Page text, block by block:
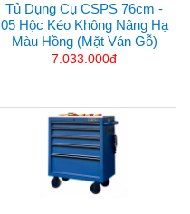
Tủ Dụng Cụ CSPS 76cm -
05 Hộc Kéo Không Nâng Hạ
Màu Hồng (mặt Ván Gỗ)
7.033.000đ